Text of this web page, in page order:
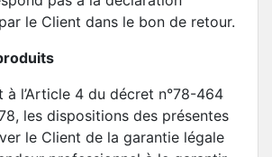
le Client dans le bon de retour.
à l’Article 4 du décret n°78-464
les dispositions des présentes
le Client de la garantie légale